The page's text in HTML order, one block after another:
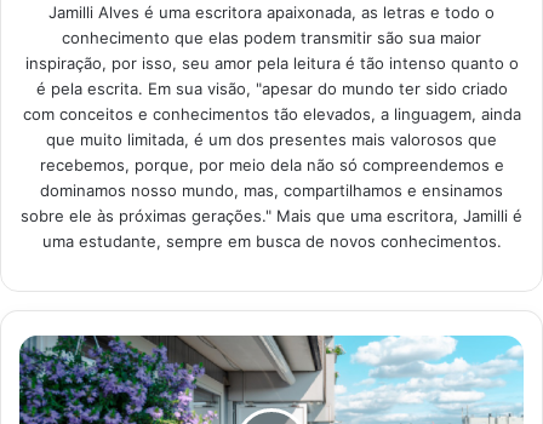
A melhor parte dessa receita é que ela não custa muito, já
que não precisa de muitos ingredientes. Então, dá para
preparar com ingredientes que, provavelmente, você já
tem na sua casa. Portanto, pegue papel e caneta e separe
o que vai precisar para esse prato delicioso:
5 tomates grandes e maduros;
3 dentes de alhos picados ou amassados;
Uma cebola picada;
Tempero verde de sua preferência – coentro,
manjericão, cebolinha, alho poró;
4 ovos médios;
Jamilli Alves é uma escritora apaixonada, as letras e todo o
conhecimento que elas podem transmitir são sua maior
inspiração, por isso, seu amor pela leitura é tão intenso quanto o
é pela escrita. Em sua visão, "apesar do mundo ter sido criado
com conceitos e conhecimentos tão elevados, a linguagem, ainda
que muito limitada, é um dos presentes mais valorosos que
recebemos, porque, por meio dela não só compreendemos e
dominamos nosso mundo, mas, compartilhamos e ensinamos
sobre ele às próximas gerações." Mais que uma escritora, Jamilli é
uma estudante, sempre em busca de novos conhecimentos.